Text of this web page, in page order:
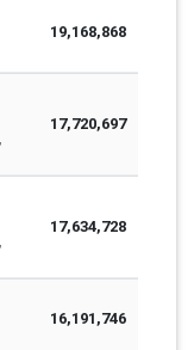
19,168,868
17,720,697
17,634,728
16,191,746